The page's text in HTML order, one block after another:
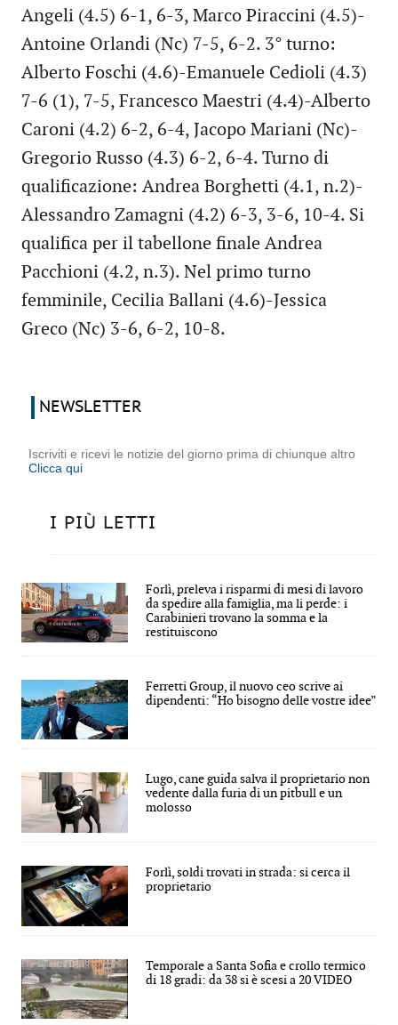
Angeli (4.5) 6-1, 6-3, Marco Piraccini (4.5)-
Antoine Orlandi (Nc) 7-5, 6-2. 3° turno:
Alberto Foschi (4.6)-Emanuele Cedioli (4.3)
7-6 (1), 7-5, Francesco Maestri (4.4)-Alberto
Caroni (4.2) 6-2, 6-4, Jacopo Mariani (Nc)-
Gregorio Russo (4.3) 6-2, 6-4. Turno di
qualificazione: Andrea Borghetti (4.1, n.2)-
Alessandro Zamagni (4.2) 6-3, 3-6, 10-4. Si
qualifica per il tabellone finale Andrea
Pacchioni (4.2, n.3). Nel primo turno
femminile, Cecilia Ballani (4.6)-Jessica
Greco (Nc) 3-6, 6-2, 10-8.
NEWSLETTER
Iscriviti e ricevi le notizie del giorno prima di chiunque altro
Clicca qui
I PIÙ LETTI
Forlì, preleva i risparmi di mesi di lavoro
da spedire alla famiglia, ma li perde: i
Carabinieri trovano la somma e la
restituiscono
Ferretti Group, il nuovo ceo scrive ai
dipendenti: “Ho bisogno delle vostre idee”
Lugo, cane guida salva il proprietario non
vedente dalla furia di un pitbull e un
molosso
Forlì, soldi trovati in strada: si cerca il
proprietario
Temporale a Santa Sofia e crollo termico
di 18 gradi: da 38 si è scesi a 20 VIDEO